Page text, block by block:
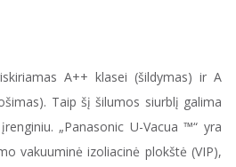
A++ klasei (šildymas) ir A
Taip šį šilumos siurblį galima
„Panasonic U-Vacua ™“ yra
vakuuminė izoliacinė plokštė (VIP),